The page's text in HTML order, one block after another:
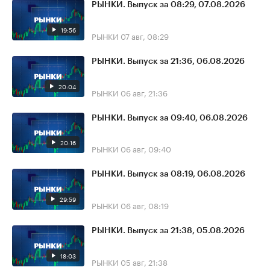
19:56
РЫНКИ. Выпуск за 08:29, 07.08.2026
РЫНКИ 07 авг, 08:29
20:04
РЫНКИ. Выпуск за 21:36, 06.08.2026
РЫНКИ 06 авг, 21:36
20:16
РЫНКИ. Выпуск за 09:40, 06.08.2026
РЫНКИ 06 авг, 09:40
29:59
РЫНКИ. Выпуск за 08:19, 06.08.2026
РЫНКИ 06 авг, 08:19
18:03
РЫНКИ. Выпуск за 21:38, 05.08.2026
РЫНКИ 05 авг, 21:38